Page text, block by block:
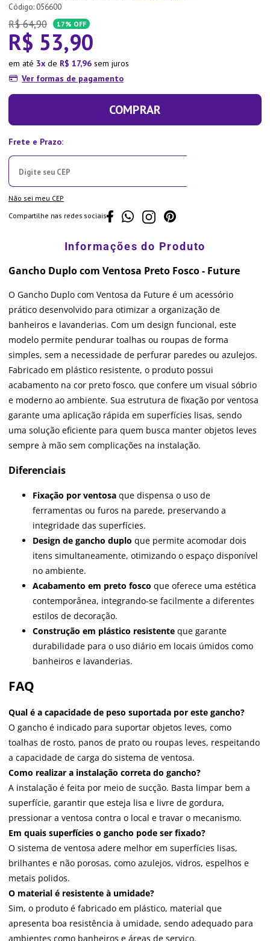
: 056600
R$ 64,90 17% OFF
R$ 53,90
em até 3 de R$ 17,96 sem juros
Ver formas de pagamento
COMPRAR
Não sei meu CEP
Compartilhe nas redes sociais
Gancho Duplo com Ventosa Preto Fosco - Future
O Gancho Duplo com Ventosa da Future é um acessório
prático desenvolvido para otimizar a organização de
banheiros e lavanderias. Com um design funcional, este
modelo permite pendurar toalhas ou roupas de forma
simples, sem a necessidade de perfurar paredes ou azulejos.
Fabricado em plástico resistente, o produto possui
acabamento na cor preto fosco, que confere um visual sóbrio
e moderno ao ambiente. Sua estrutura de fixação por ventosa
garante uma aplicação rápida em superfícies lisas, sendo
uma solução eficiente para quem busca manter objetos leves
sempre à mão sem complicações na instalação.
Diferenciais
Fixação por ventosa que dispensa o uso de
ferramentas ou furos na parede, preservando a
integridade das superfícies.
Design de gancho duplo que permite acomodar dois
itens simultaneamente, otimizando o espaço disponível
no ambiente.
Acabamento em preto fosco que oferece uma estética
contemporânea, integrando-se facilmente a diferentes
estilos de decoração.
Construção em plástico resistente que garante
durabilidade para o uso diário em locais úmidos como
banheiros e lavanderias.
FAQ
Qual é a capacidade de peso suportada por este gancho?
O gancho é indicado para suportar objetos leves, como
toalhas de rosto, panos de prato ou roupas leves, respeitando
a capacidade de carga do sistema de ventosa.
Como realizar a instalação correta do gancho?
A instalação é feita por meio de sucção. Basta limpar bem a
superfície, garantir que esteja lisa e livre de gordura,
pressionar a ventosa contra o local e travar o mecanismo.
Em quais superfícies o gancho pode ser fixado?
O sistema de ventosa adere melhor em superfícies lisas,
brilhantes e não porosas, como azulejos, vidros, espelhos e
metais polidos.
O material é resistente à umidade?
Sim, o produto é fabricado em plástico, material que
apresenta boa resistência à umidade, sendo adequado para
ambientes como banheiros e áreas de serviço.